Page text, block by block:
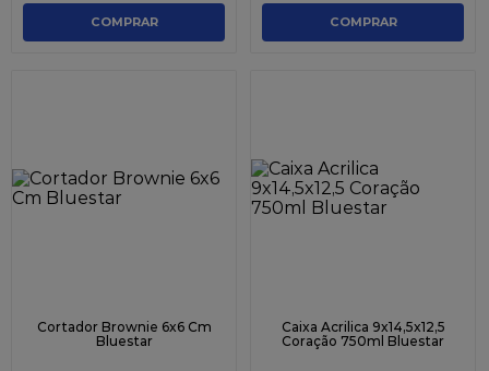
COMPRAR COMPRAR
Cortador Brownie 6x6 Cm
Bluestar
Caixa Acrilica 9x14,5x12,5
Coração 750ml Bluestar